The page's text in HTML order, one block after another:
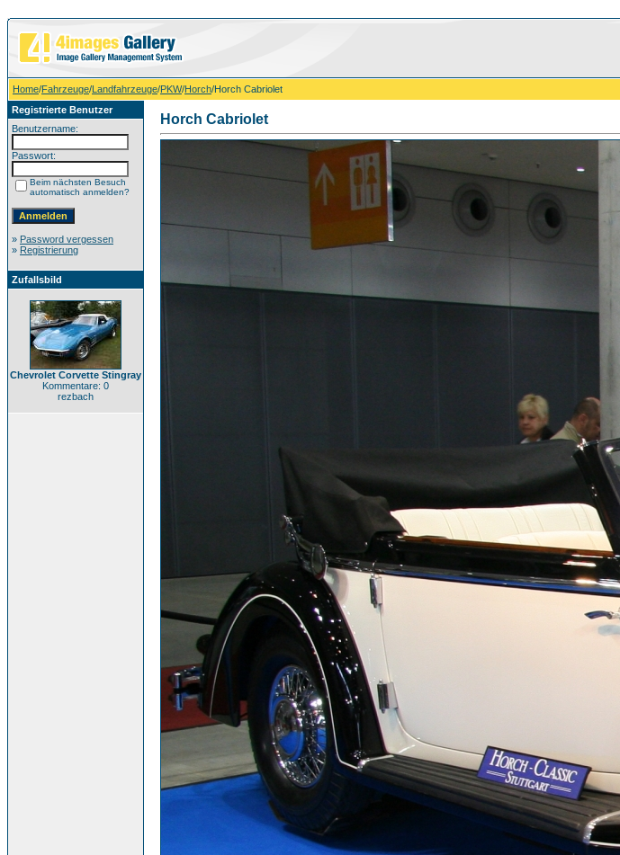
Home/Fahrzeuge/Landfahrzeuge/PKW/Horch/Horch Cabriolet
Registrierte Benutzer
Benutzername:
Passwort:
Beim nächsten Besuch
automatisch anmelden?
» Password vergessen
» Registrierung
Zufallsbild
Chevrolet Corvette Stingray
Kommentare: 0
rezbach
Horch Cabriolet